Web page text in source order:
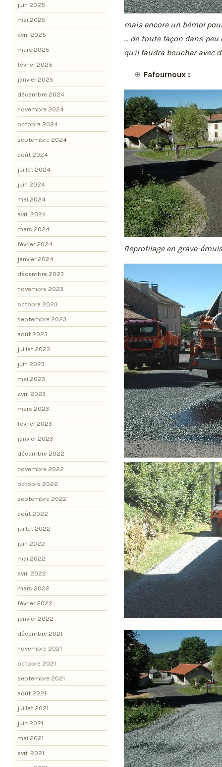
mais encore un bémol
... de toute façon dans
qu'il faudra boucher avec
Fafournoux :
Reprofilage en grave-
juin 2025
mai 2025
avril 2025
mars 2025
février 2025
janvier 2025
décembre 2024
novembre 2024
octobre 2024
septembre 2024
août 2024
juillet 2024
juin 2024
mai 2024
avril 2024
mars 2024
février 2024
janvier 2024
décembre 2023
novembre 2023
octobre 2023
septembre 2023
août 2023
juillet 2023
juin 2023
mai 2023
avril 2023
mars 2023
février 2023
janvier 2023
décembre 2022
novembre 2022
octobre 2022
septembre 2022
août 2022
juillet 2022
juin 2022
mai 2022
avril 2022
mars 2022
février 2022
janvier 2022
décembre 2021
novembre 2021
octobre 2021
septembre 2021
août 2021
juillet 2021
juin 2021
mai 2021
avril 2021